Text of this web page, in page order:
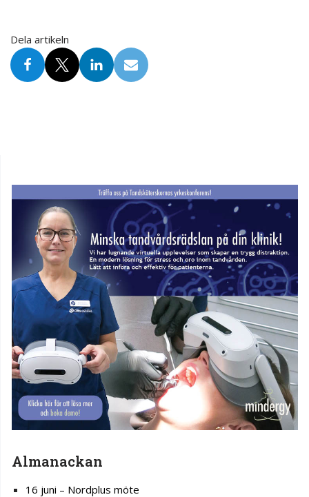
Dela artikeln
Almanackan
16 juni – Nordplus möte